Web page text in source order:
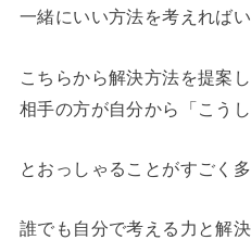
一緒にいい方法を考えれば
こちらから解決方法を提案
相手の方が自分から「こうし
とおっしゃることがすごく
誰でも自分で考える力と解